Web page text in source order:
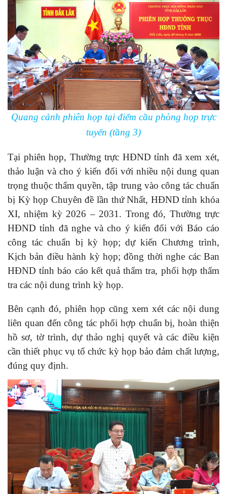
Quang cảnh phiên họp tại điểm cầu phòng họp trực
tuyến (tầng 3)
Tại phiên họp, Thường trực HĐND tỉnh đã xem xét,
thảo luận và cho ý kiến đối với nhiều nội dung quan
trọng thuộc thẩm quyền, tập trung vào công tác chuẩn
bị Kỳ họp Chuyên đề lần thứ Nhất, HĐND tỉnh khóa
XI, nhiệm kỳ 2026 – 2031. Trong đó, Thường trực
HĐND tỉnh đã nghe và cho ý kiến đối với Báo cáo
công tác chuẩn bị kỳ họp; dự kiến Chương trình,
Kịch bản điều hành kỳ họp; đồng thời nghe các Ban
HĐND tỉnh báo cáo kết quả thẩm tra, phối hợp thẩm
tra các nội dung trình kỳ họp.
Bên cạnh đó, phiên họp cũng xem xét các nội dung
liên quan đến công tác phối hợp chuẩn bị, hoàn thiện
hồ sơ, tờ trình, dự thảo nghị quyết và các điều kiện
cần thiết phục vụ tổ chức kỳ họp bảo đảm chất lượng,
đúng quy định.